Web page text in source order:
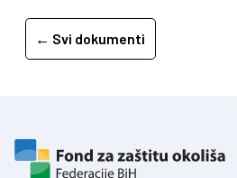
← Svi dokumenti